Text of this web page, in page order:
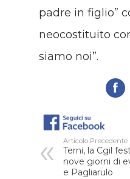
padre in figlio”
neocostituito
siamo noi”.
Articolo Precedente
Terni, la Cgil
nove giorni di
e Pagliarulo